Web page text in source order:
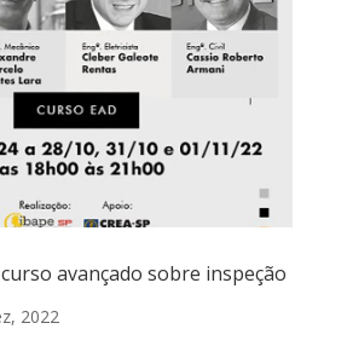
curso avançado sobre inspeção
2022